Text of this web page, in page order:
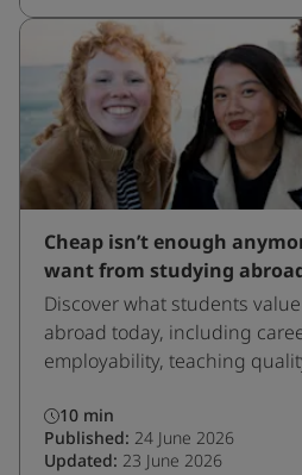
Cheap isn’t enough
want from studying
Discover what students
abroad today, including
employability, teaching
10 min
Published: 24 June 2026
Updated: 23 June 2026